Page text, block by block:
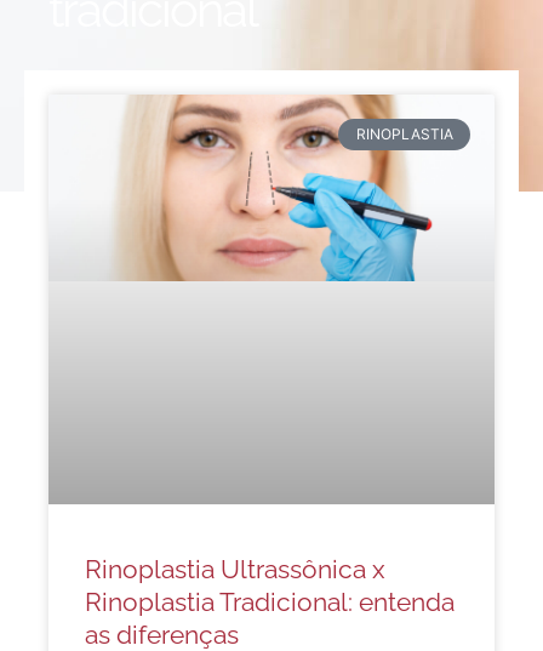
RINOPLASTIA
Rinoplastia Ultrassônica x
Rinoplastia Tradicional: entenda
as diferenças